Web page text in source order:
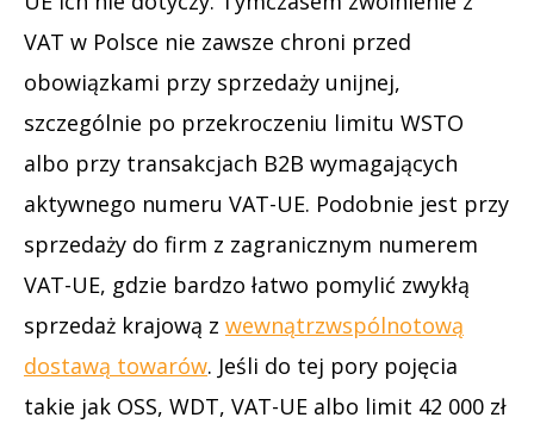
VAT w Polsce nie zawsze chroni przed
obowiązkami przy sprzedaży unijnej,
szczególnie po przekroczeniu limitu WSTO
albo przy transakcjach B2B wymagających
aktywnego numeru VAT-UE. Podobnie jest przy
sprzedaży do firm z zagranicznym numerem
VAT-UE, gdzie bardzo łatwo pomylić zwykłą
sprzedaż krajową z wewnątrzwspólnotową
dostawą towarów. Jeśli do tej pory pojęcia
takie jak OSS, WDT, VAT-UE albo limit 42 000 zł